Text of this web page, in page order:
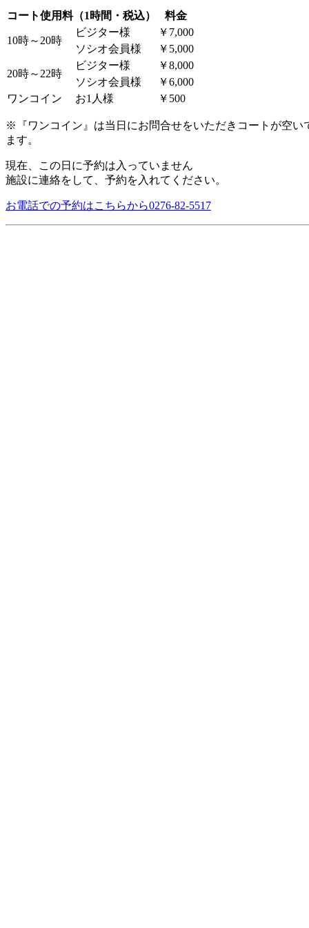
コート使用料（1時間・税込） 料金
10時～20時
ビジター様
￥7,000
ソシオ会員様
￥5,000
20時～22時
ビジター様
￥8,000
ソシオ会員様
￥6,000
ワンコイン
お1人様 ￥500
※『ワンコイン』は当日にお問合せをいただきコートが空
ます。
現在、この日に予約は入っていません
施設に連絡をして、予約を入れてください。
お電話での予約はこちらから0276-82-5517